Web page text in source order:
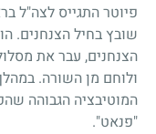
שובץ בחיל הצנחנים.
הצנחנים, עבר את
ולוחם מן השורה.
המוטיבציה הגבוהה
"פנאט".